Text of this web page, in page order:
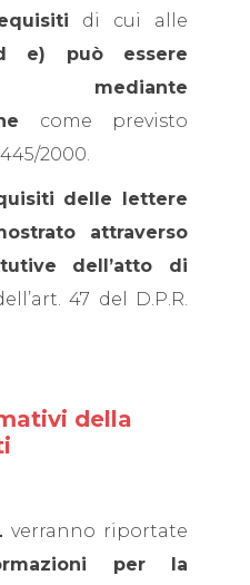
di cui alle
e) può essere
come previsto
2000.
delle lettere
attraverso
dell’atto di
47 del D.P.R.
della
verranno riportate
per la